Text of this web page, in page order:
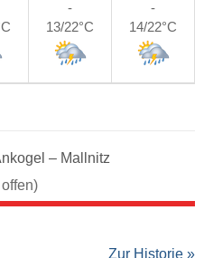
-
13/22°C
-
14/22°C
– Mallnitz
Zur Historie »